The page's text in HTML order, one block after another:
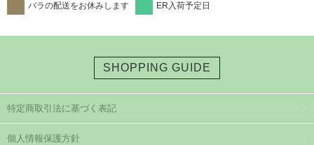
バラの配送をお休みします ER入荷予定日
SHOPPING GUIDE
特定商取引法に基づく表記
個人情報保護方針